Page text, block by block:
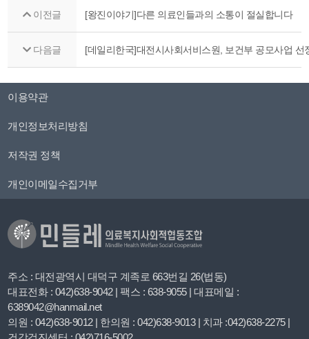
이전글 [왕진이야기]다른 의료인들과의 소통이 절실합니다
다음글 [데일리한국]대전시사회서비스원, 보건부 공모사업 선
이용약관
개인정보처리방침
저작권 정책
개인이메일수집거부
주소 : 대전광역시 대덕구 계족로 663번길 26(법동)
대표전화 : 042)638-9042 | 팩스 : 638-9055 | 대표메일 :
6389042@hanmail.net
의원 : 042)638-9012 | 한의원 : 042)638-9013 | 치과 :042)638-2275 |